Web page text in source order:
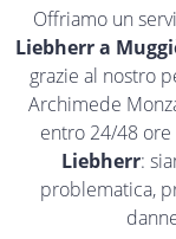
Offriamo un
Liebherr a
grazie al nostro
Archimede
entro 24/48 ore
Liebherr:
problematica,